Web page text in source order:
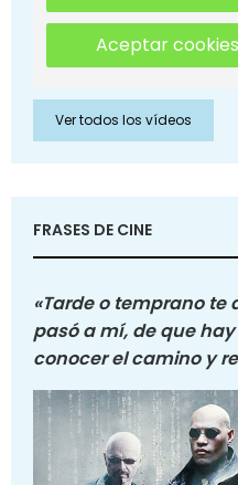
Aceptar
Ver todos los vídeos
FRASES DE CINE
«Tarde o temprano
pasó a mí, de que
conocer el camino y